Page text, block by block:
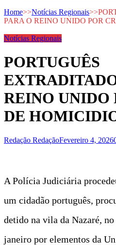
Home>>Notícias Regionais>>
PARA O REINO UNIDO POR
Notícias Regionais
PORTUGUÊS
REINO UNIDO
DE
Redação RedaçãoFevereiro 4, 2026
A Polícia Judiciária
um cidadão português,
detido na vila da Nazaré, no
janeiro por elementos da